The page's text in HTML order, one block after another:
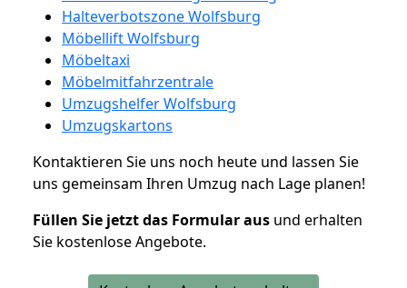
Halteverbotszone Wolfsburg
Möbellift Wolfsburg
Möbeltaxi
Möbelmitfahrzentrale
Umzugshelfer Wolfsburg
Umzugskartons
Kontaktieren Sie uns noch heute und lassen Sie
uns gemeinsam Ihren Umzug nach Lage planen!
Füllen Sie jetzt das Formular aus und erhalten
Sie kostenlose Angebote.